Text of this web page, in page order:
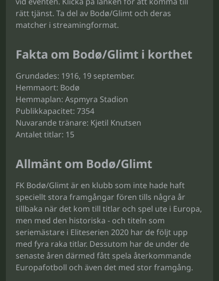
rätt tjänst. Ta del av Bodø/Glimt och deras
matcher i streamingformat.
Fakta om Bodø/Glimt i korthet
Grundades: 1916, 19 september.
Hemmaort: Bodø
Hemmaplan: Aspmyra Stadion
Publikkapacitet: 7354
Nuvarande tränare: Kjetil Knutsen
Antalet titlar: 15
Allmänt om Bodø/Glimt
FK Bodø/Glimt är en klubb som inte hade haft
speciellt stora framgångar fören tills några år
tillbaka när det kom till titlar och spel ute i Europa,
men med den historiska - och titeln som
seriemästare i Eliteserien 2020 har de följt upp
med fyra raka titlar. Dessutom har de under de
senaste åren därmed fått spela återkommande
Europafotboll och även det med stor framgång.